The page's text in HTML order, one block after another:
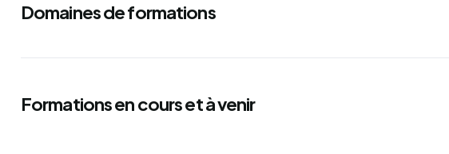
Domaines de formations
Formations en cours et à venir